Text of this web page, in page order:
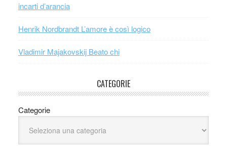
incarti d’arancia
Henrik Nordbrandt L’amore è così logico
Vladimir Majakovskij Beato chi
CATEGORIE
Categorie